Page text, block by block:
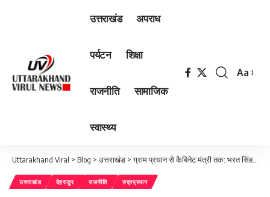
उत्तराखंड अपराध
पर्यटन शिक्षा
राजनीति सामाजिक
स्वास्थ्य
Font
Aa
Uttarakhand Viral > Blog >उत्तराखंड >ग्राम प्रधान से कैबिनेट मंत्री तक: भरत सिंह चौधरी का संघर्ष और सियासी सफर
उत्तराखंड देहरादून राजनीति रुद्रप्रयाग